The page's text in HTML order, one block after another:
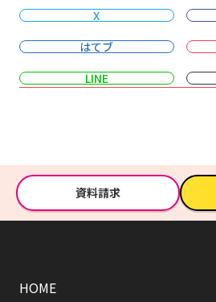
X
はてブ
LINE
資料請求
HOME